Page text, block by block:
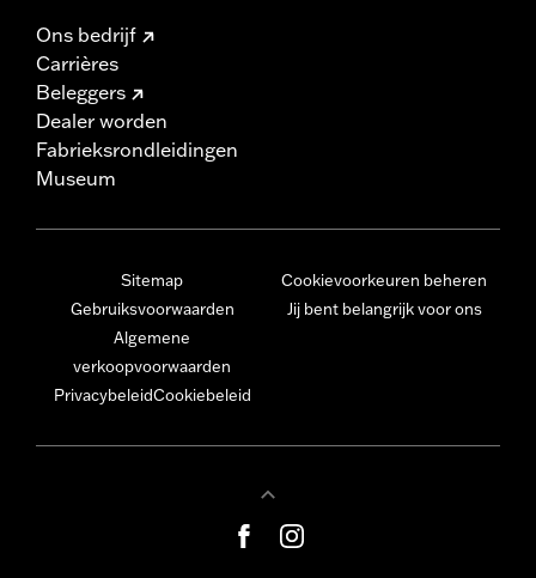
Ons bedrijf
Carrières
Beleggers
Dealer worden
Fabrieksrondleidingen
Museum
Sitemap
Gebruiksvoorwaarden
Algemene
verkoopvoorwaarden
PrivacybeleidCookiebeleid
Cookievoorkeuren beheren
Jij bent belangrijk voor ons